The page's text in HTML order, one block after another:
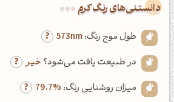
دانستنی‌های رنگ کرم
طول موج رنگ:573nm
در طبیعت یافت می‌شود؟ خیر
میزان روشنایی رنگ: 79.7%